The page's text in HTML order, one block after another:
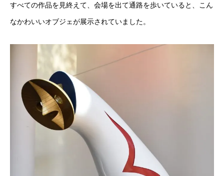
すべての作品を見終えて、会場を出て通路を歩いていると、こん
なかわいいオブジェが展示されていました。